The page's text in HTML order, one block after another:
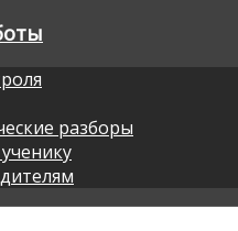
разборы